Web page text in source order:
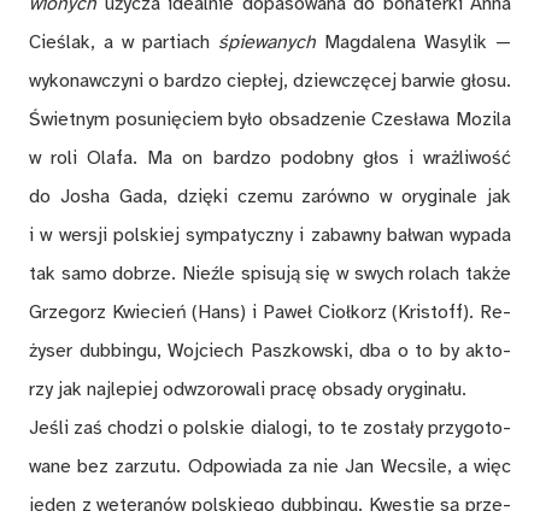
Cie­ślak, a w par­tiach śpie­wa­nych Mag­da­le­na Wa­sy­lik —
wy­ko­naw­czy­ni o bar­dzo cie­płej, dziew­czę­cej bar­wie gło­su.
Świet­nym po­su­nię­ciem by­ło ob­sa­dze­nie Cze­sła­wa Mo­zi­la
w roli Ola­fa. Ma on bar­dzo po­dob­ny głos i wraż­li­wość
do Jo­sha Gada, dzię­ki cze­mu za­rów­no w ory­gi­na­le jak
i w wer­sji pol­skiej sym­pa­tycz­ny i za­baw­ny bał­wan wy­pa­da
tak samo do­brze. Nie­źle spi­su­ją się w swych ro­lach tak­że
Grze­gorz Kwie­cień (Hans) i Pa­weł Cioł­korz (Kris­toff). Re­
ży­ser du­bbin­gu, Woj­ciech Pasz­kow­ski, dba o to by ak­to­
rzy jak naj­le­piej od­wzo­ro­wa­li pra­cę ob­sa­dy ory­gi­na­łu.
Je­śli zaś cho­dzi o pol­skie dia­lo­gi, to te zo­sta­ły przy­go­to­
wa­ne bez za­rzu­tu. Od­po­wia­da za nie Jan We­csi­le, a więc
je­den z we­te­ra­nów pol­skie­go du­bbin­gu. Kwe­stie są prze­